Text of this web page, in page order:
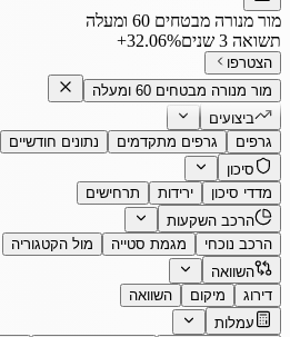
מור מנורה מבטחים 60 ומעלה
תשואה 3 שנים
‎+32.06%
הצטרפו
מור מנורה מבטחים 60 ומעלה
ביצועים
גרפים
גרפים מתקדמים נתונים חודשיים
סיכון
מדדי סיכון
ירידות
תרחישים
הרכב השקעות
הרכב נוכחי
מגמת סטייה
מול הקטגוריה
השוואה
דירוג
מיקום
השוואה
עמלות